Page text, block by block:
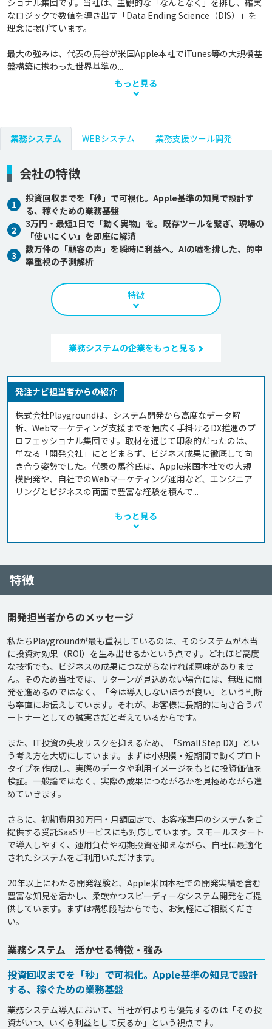
ショナル集団です。当社は、主観的な「なんとなく」を排し、確実
なロジックで数値を導き出す「Data Ending Science（DIS）」を
理念に掲げています。
最大の強みは、代表の馬谷が米国Apple本社でiTunes等の大規模基
盤構築に携わった世界基準の...
もっと見る
業務システム WEBシステム 業務支援ツール開発
会社の特徴
1
投資回収までを「秒」で可視化。Apple基準の知見で設計す
る、稼ぐための業務基盤
2
3万円・最短1日で「動く実物」を。既存ツールを繋ぎ、現場の
「使いにくい」を即座に解消
3
数万件の「顧客の声」を瞬時に利益へ。AIの嘘を排した、的中
率重視の予測解析
特徴
業務システムの企業をもっと見る
発注ナビ担当者からの紹介
株式会社Playgroundは、システム開発から高度なデータ解
析、Webマーケティング支援までを幅広く手掛けるDX推進のプ
ロフェッショナル集団です。取材を通じて印象的だったのは、
単なる「開発会社」にとどまらず、ビジネス成果に徹底して向
き合う姿勢でした。代表の馬谷氏は、Apple米国本社での大規
模開発や、自社でのWebマーケティング運用など、エンジニア
リングとビジネスの両面で豊富な経験を積んで...
もっと見る
特徴
開発担当者からのメッセージ
私たちPlaygroundが最も重視しているのは、そのシステムが本当
に投資対効果（ROI）を生み出せるかという点です。どれほど高度
な技術でも、ビジネスの成果につながらなければ意味がありませ
ん。そのため当社では、リターンが見込めない場合には、無理に開
発を進めるのではなく、「今は導入しないほうが良い」という判断
も率直にお伝えしています。それが、お客様に長期的に向き合うパ
ートナーとしての誠実さだと考えているからです。
また、IT投資の失敗リスクを抑えるため、「Small Step DX」とい
う考え方を大切にしています。まずは小規模・短期間で動くプロト
タイプを作成し、実際のデータや利用イメージをもとに投資価値を
検証。一般論ではなく、実際の成果につながるかを見極めながら進
めていきます。
さらに、初期費用30万円・月額固定で、お客様専用のシステムをご
提供する受託SaaSサービスにも対応しています。スモールスタート
で導入しやすく、運用負荷や初期投資を抑えながら、自社に最適化
されたシステムをご利用いただけます。
20年以上にわたる開発経験と、Apple米国本社での開発実績を含む
豊富な知見を活かし、柔軟かつスピーディーなシステム開発をご提
供しています。まずは構想段階からでも、お気軽にご相談くださ
い。
業務システム 活かせる特徴・強み
投資回収までを「秒」で可視化。Apple基準の知見で設計
する、稼ぐための業務基盤
業務システム導入において、当社が何よりも優先するのは「その投
資がいつ、いくら利益として戻るか」という視点です。